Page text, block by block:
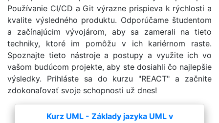
Používanie CI/CD a Git výrazne prispieva k rýchlosti a
kvalite výsledného produktu. Odporúčame študentom
a začínajúcim vývojárom, aby sa zamerali na tieto
techniky, ktoré im pomôžu v ich kariérnom raste.
Spoznajte tieto nástroje a postupy a využite ich vo
vašom budúcom projekte, aby ste dosiahli čo najlepšie
výsledky. Prihláste sa do kurzu "REACT" a začnite
zdokonaľovať svoje schopnosti už dnes!
Kurz UML - Základy jazyka UML v